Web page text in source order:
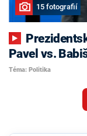
15 fotografií
Pavel vs.
Téma: Politika